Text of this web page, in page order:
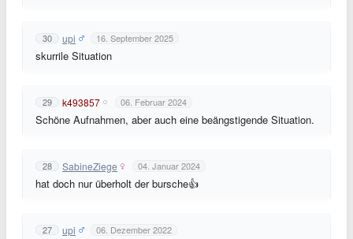
30 upi 16. September 2025
skurrile Situation
29 k493857 06. Februar 2024
Schöne Aufnahmen, aber auch eine beängstigende Situation.
28 SabineZiege 04. Januar 2024
hat doch nur überholt der bursche👍
27 upi 06. Dezember 2022